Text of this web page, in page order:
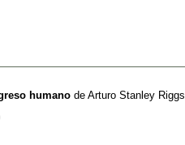
humano de Arturo Stanley Riggs